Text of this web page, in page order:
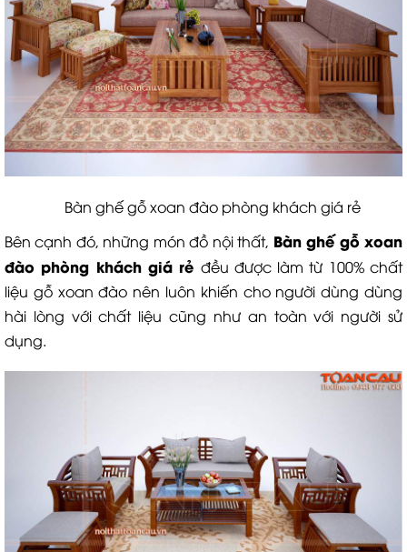
Bàn ghế gỗ xoan đào phòng khách giá rẻ
Bên cạnh đó, những món đồ nội thất, Bàn ghế gỗ xoan
đào phòng kháchgiá rẻ đều được làm từ 100% chất
liệu gỗ xoan đào nên luôn khiến cho người dùng dùng
hài lòng với chất liệu cũng như an toàn với người sử
dụng.